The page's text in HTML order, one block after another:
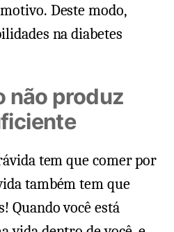
Deste modo,
na diabetes
não produz
tem que comer por
também tem que
Quando você está